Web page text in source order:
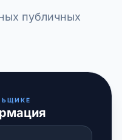
публичных